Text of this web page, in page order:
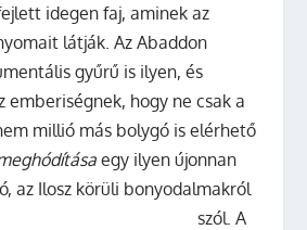
idegen faj, aminek az
látják. Az Abaddon
gyűrű is ilyen, és
emberiségnek, hogy ne csak a
millió más bolygó is elérhető
egy ilyen újonnan
az Ilosz körüli bonyodalmakról
szól.A